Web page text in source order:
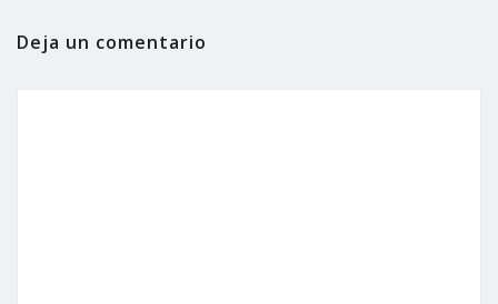
Deja un comentario